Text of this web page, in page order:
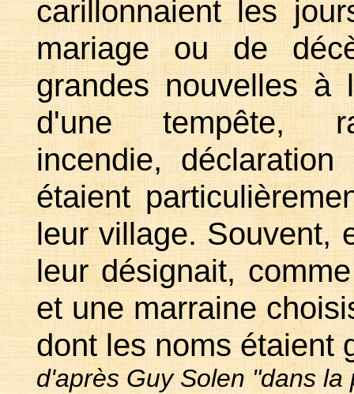
carillonnaient les
mariage ou de
grandes nouvelles à
d'une tempête,
incendie,
étaient
leur village. Souvent,
leur désignait,
et une marraine
dont les noms étaient
d'après Guy Solen "dans